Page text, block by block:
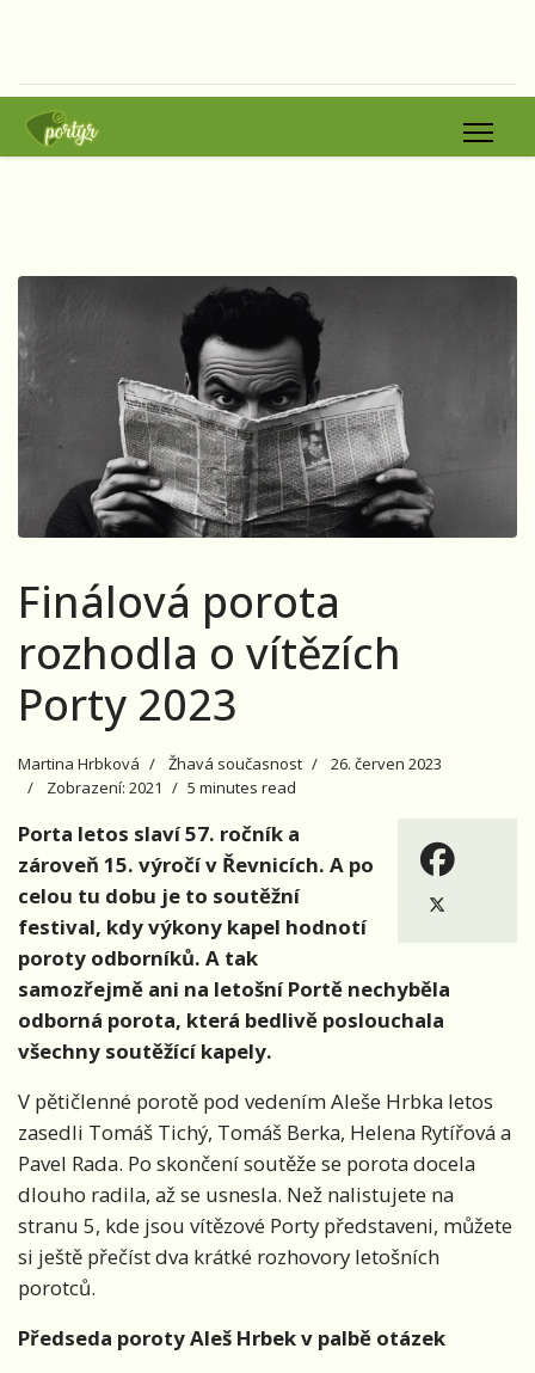
Finálová porota
rozhodla o vítězích
Porty 2023
Martina Hrbková Žhavá současnost
26. červen 2023
Zobrazení: 2021
5 minutes read
Porta letos slaví 57. ročník a
zároveň 15. výročí v Řevnicích. A po
celou tu dobu je to soutěžní
festival, kdy výkony kapel hodnotí
poroty odborníků. A tak
samozřejmě ani na letošní Portě nechyběla
odborná porota, která bedlivě poslouchala
všechny soutěžící kapely.
V pětičlenné porotě pod vedením Aleše Hrbka letos
zasedli Tomáš Tichý, Tomáš Berka, Helena Rytířová a
Pavel Rada. Po skončení soutěže se porota docela
dlouho radila, až se usnesla. Než nalistujete na
stranu 5, kde jsou vítězové Porty představeni, můžete
si ještě přečíst dva krátké rozhovory letošních
porotců.
Předseda poroty Aleš Hrbek v palbě otázek